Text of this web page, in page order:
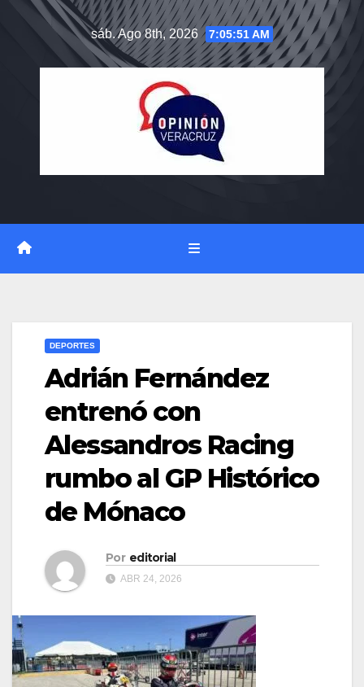
sáb. Ago 8th, 2026 7:05:52 AM
DEPORTES
Adrián Fernández
entrenó con
Alessandros Racing
rumbo al GP Histórico
de Mónaco
Por editorial
ABR 24, 2026